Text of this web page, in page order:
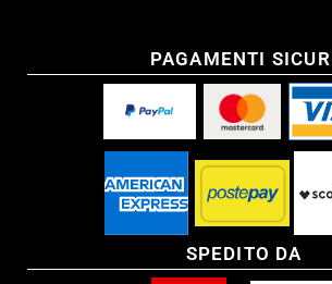
PAGAMENTI
SPEDITO DA